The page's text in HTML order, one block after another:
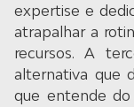
expertise e
atrapalhar a
recursos. A
alternativa que
que entende